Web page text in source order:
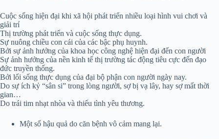
Cuộc sống hiện đại khi xã hội phát triển nhiều loại hình vui chơi và
giải trí
Thị trường phát triển và cuộc sống thực dụng.
Sự nuông chiều con cái của các bậc phụ huynh.
Bởi sự ảnh hưởng của khoa học công nghệ hiện đại đến con người
Sự ảnh hưởng của nền kinh tế thị trường tác động tiêu cực đến đạo
đức truyền thống.
Bởi lối sống thực dụng của đại bộ phận con người ngày nay.
Do sự ích kỷ “sân si” trong lòng người, sợ bị vạ lây, hay sợ mất thời
gian…
Do trái tim nhạt nhòa và thiếu tình yêu thương.
Một số hậu quả do căn bệnh vô cảm mang lại.